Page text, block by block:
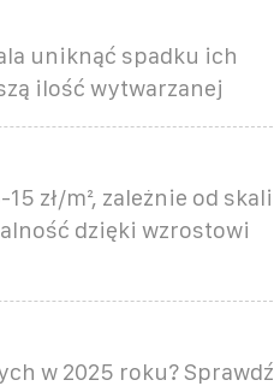
uniknąć spadku ich
ilość wytwarzanej
zł/m², zależnie od skali
dzięki wzrostowi
w 2025 roku? Sprawdź